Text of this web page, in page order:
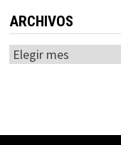
ARCHIVOS
Archivos